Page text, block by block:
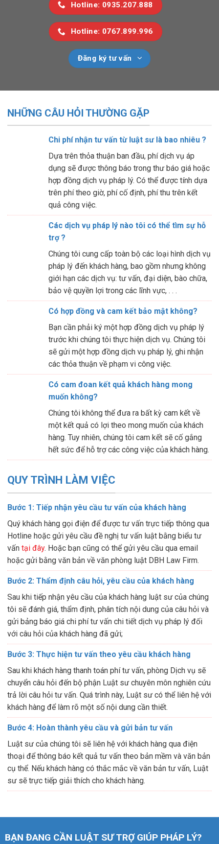
Hotline: 0935.207.888
Hotline: 0767.899.996
Đăng ký tư vấn
NHỮNG CÂU HỎI THƯỜNG GẶP
Chi phí nhận tư vấn từ luật sư là bao nhiêu ?
Dựa trên thỏa thuận ban đầu, phí dịch vụ áp
dụng sẽ được thông báo trong thư báo giá hoặc
hợp đồng dịch vụ pháp lý. Có thể được tính dựa
trên phí theo giờ, phí cố định, phí thu trên kết
quả công việc.
Các dịch vụ pháp lý nào tôi có thể tìm sự hỗ
trợ ?
Chúng tôi cung cấp toàn bộ các loại hình dịch vụ
pháp lý đến khách hàng, bao gồm nhưng không
giới hạn các dịch vụ: tư vấn, đại diện, bào chữa,
bảo vệ quyền lợi trong các lĩnh vực, . . .
Có hợp đồng và cam kết bảo mật không?
Bạn cần phải ký một hợp đồng dịch vụ pháp lý
trước khi chúng tôi thực hiện dịch vụ. Chúng tôi
sẽ gửi một hợp đồng dịch vụ pháp lý, ghi nhận
các thỏa thuận về phạm vi công việc.
Có cam đoan kết quả khách hàng mong
muốn không?
Chúng tôi không thể đưa ra bất kỳ cam kết về
một kết quả có lợi theo mong muốn của khách
hàng. Tuy nhiên, chúng tôi cam kết sẽ cố gắng
hết sức để hỗ trợ các công việc của khách hàng.
QUY TRÌNH LÀM VIỆC
Bước 1: Tiếp nhận yêu cầu tư vấn của khách hàng
Quý khách hàng gọi điện để được tư vấn trực tiếp thông qua
Hotline hoặc gửi yêu cầu đề nghị tư vấn luật bằng biểu tư
vấn tại đây. Hoặc bạn cũng có thể gửi yêu cầu qua email
hoặc gửi bằng văn bản về văn phòng luật DBH Law Firm.
Bước 2: Thẩm định câu hỏi, yêu cầu của khách hàng
Sau khi tiếp nhận yêu cầu của khách hàng luật sư của chúng
tôi sẽ đánh giá, thẩm định, phân tích nội dung của câu hỏi và
gửi bảng báo giá chi phí tư vấn chi tiết dịch vụ pháp lý đối
với câu hỏi của khách hàng đã gửi;
Bước 3: Thực hiện tư vấn theo yêu cầu khách hàng
Sau khi khách hàng thanh toán phí tư vấn, phòng Dịch vụ sẽ
chuyển câu hỏi đến bộ phận Luật sư chuyên môn nghiên cứu
trả lời câu hỏi tư vấn. Quá trình này, Luật sư có thể liên hệ với
khách hàng để làm rõ một số nội dung cần thiết.
Bước 4: Hoàn thành yêu cầu và gửi bản tư vấn
Luật sư của chúng tôi sẽ liên hệ với khách hàng qua điện
thoại để thông báo kết quả tư vấn theo bản mềm và văn bản
cụ thể. Nếu khách hàng có thắc mắc về văn bản tư vấn, Luật
sư sẽ trực tiếp giải thích cho khách hàng.
BẠN ĐANG CẦN LUẬT SƯ TRỢ GIÚP PHÁP LÝ?